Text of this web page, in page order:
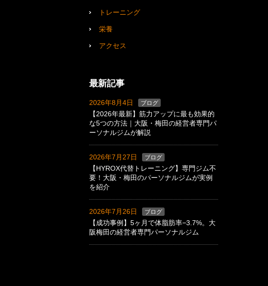
トレーニング
栄養
アクセス
最新記事
2026年8月4日 ブログ
【2026年最新】筋力アップに最も効果的
な5つの方法｜大阪・梅田の経営者専門パ
ーソナルジムが解説
2026年7月27日 ブログ
【HYROX代替トレーニング】専門ジム不
要！大阪・梅田のパーソナルジムが実例
を紹介
2026年7月26日 ブログ
【成功事例】5ヶ月で体脂肪率−3.7%。大
阪梅田の経営者専門パーソナルジム